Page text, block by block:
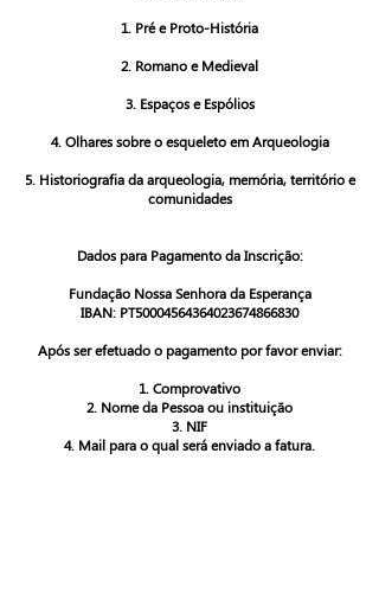
1. Pré e Proto-História
2. Romano e Medieval
3. Espaços e Espólios
4. Olhares sobre o esqueleto em Arqueologia
5. Historiografia da arqueologia, memória, território e
comunidades
Dados para Pagamento da Inscrição:
Fundação Nossa Senhora da Esperança
IBAN: PT50004564364023674866830
Após ser efetuado o pagamento por favor enviar:
1. Comprovativo
2. Nome da Pessoa ou instituição
3. NIF
4. Mail para o qual será enviado a fatura.